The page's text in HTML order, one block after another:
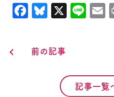
Facebook
Bluesky
X
前の記事
記事一覧